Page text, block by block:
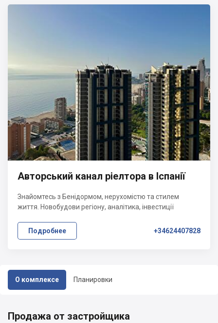
О комплексе Планировки
Авторський канал ріелтора в Іспанії
Знайомтесь з Бенідормом, нерухомістю та стилем
життя. Новобудови регіону, аналітика, інвестиції
Подробнее +34624407828
Продажа от застройщика